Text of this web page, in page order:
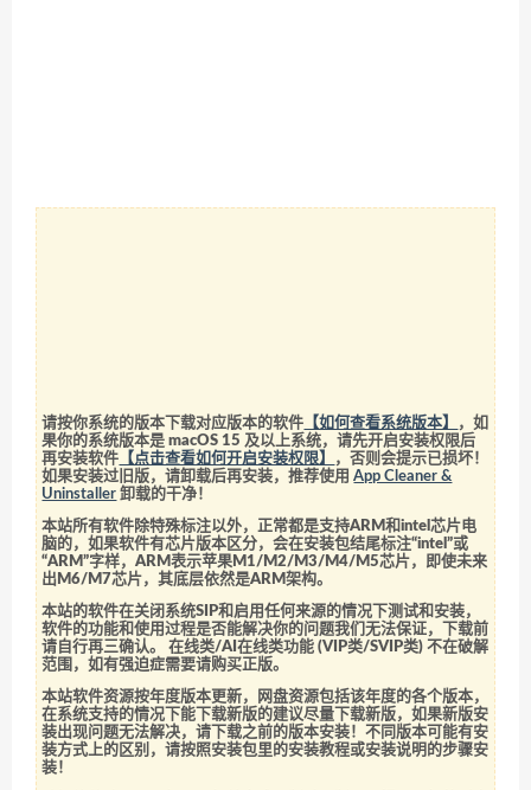
请按你系统的版本下载对应版本的软件 【如何查看系统版本】
，如
果你的系统版本是 macOS 15 及以上系统，请先开启安装权限后
再安装软件 【点击查看如何开启安装权限】
，否则会提示已损坏！
如果安装过旧版，请卸载后再安装，推荐使用App Cleaner &
Uninstaller 卸载的干净！
本站所有软件除特殊标注以外，正常都是支持ARM和intel芯片电
脑的，如果软件有芯片版本区分，会在安装包结尾标注“intel”或
“ARM”字样，ARM表示苹果M1/M2/M3/M4/M5芯片，即使未来
出M6/M7芯片，其底层依然是ARM架构。
本站的软件在关闭系统SIP和启用任何来源的情况下测试和安装，
软件的功能和使用过程是否能解决你的问题我们无法保证，下载前
请自行再三确认。 在线类/AI在线类功能 (VIP类/SVIP类) 不在破解
范围，如有强迫症需要请购买正版。
本站软件资源按年度版本更新，网盘资源包括该年度的各个版本，
在系统支持的情况下能下载新版的建议尽量下载新版，如果新版安
装出现问题无法解决，请下载之前的版本安装！不同版本可能有安
装方式上的区别，请按照安装包里的安装教程或安装说明的步骤安
装！